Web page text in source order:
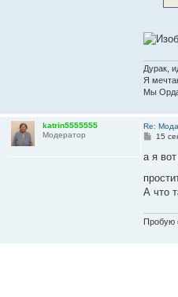
Дурак,
Я
Мы
katrin5555555
Модератор
Re:
С
о
е
н
15
а я
А что
Пробую